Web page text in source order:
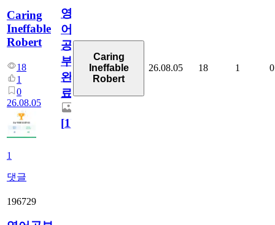
Caring
Ineffable
Robert
18
1
0
26.08.05
1
댓글
영
어
공
부
완
료
[1]
Caring
Ineffable
Robert
26.08.05 18 1 0
196729